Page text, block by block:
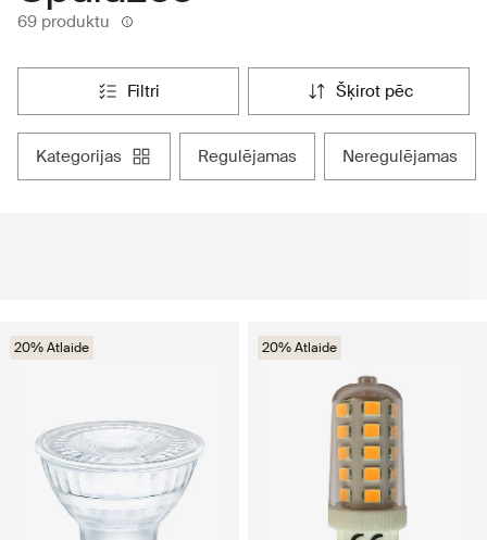
69 produktu
filtri šķirot pēc
kategorijas regulējamas neregulējamas
20% Atlaide 20% Atlaide